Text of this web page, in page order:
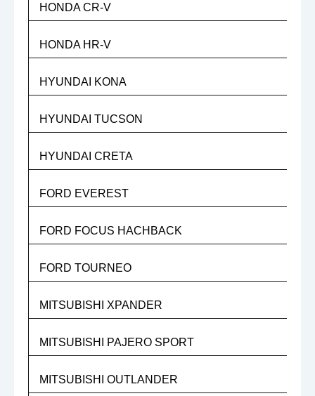
HONDA CR-V
HONDA HR-V
HYUNDAI KONA
HYUNDAI TUCSON
HYUNDAI CRETA
FORD EVEREST
FORD FOCUS HACHBACK
FORD TOURNEO
MITSUBISHI XPANDER
MITSUBISHI PAJERO SPORT
MITSUBISHI OUTLANDER